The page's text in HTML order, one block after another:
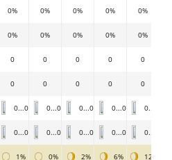
0% 0% 0% 0%
0%
0% 0% 0% 0%
0%
0 0 0 0
0
0 0 0 0 0
0...0 0...0 0...0 0...0 0...0
0...0 0...0 0...0 0...0 0...0
1% 0% 2% 6% 12%